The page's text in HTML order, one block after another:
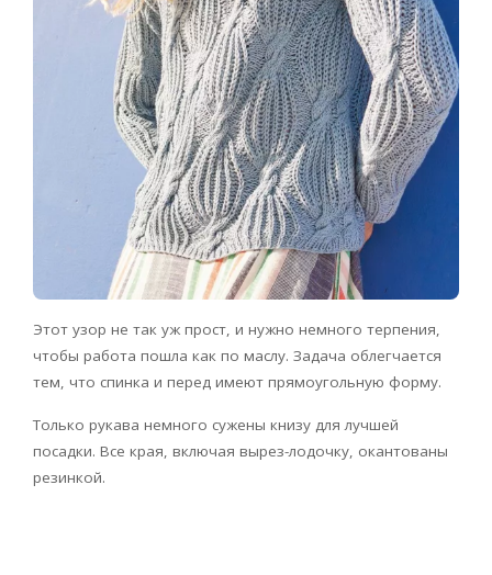
Этот узор не так уж прост, и нужно немного терпения,
чтобы работа пошла как по маслу. Задача облегчается
тем, что спинка и перед имеют прямоугольную форму.
Только рукава немного сужены книзу для лучшей
посадки. Все края, включая вырез-лодочку, окантованы
резинкой.